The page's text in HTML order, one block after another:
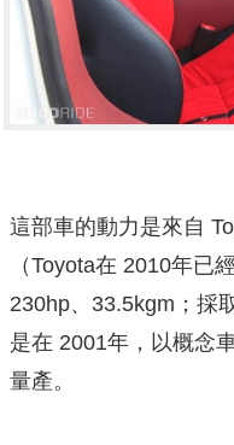
這部車的動力是來自
（Toyota在 2010年已
230hp、33.5kgm；採
是在 2001年，以概念
量產。